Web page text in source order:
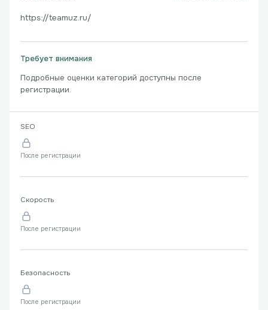
https://teamuz.ru/
Требует внимания
Подробные оценки категорий доступны после
регистрации.
SEO
После регистрации
Скорость
После регистрации
Безопасность
После регистрации